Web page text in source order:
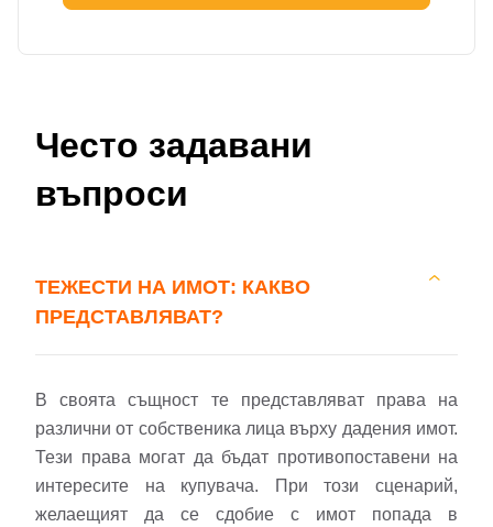
Често задавани
въпроси
ТЕЖЕСТИ НА ИМОТ: КАКВО
ПРЕДСТАВЛЯВАТ?
В своята същност те представляват права на
различни от собственика лица върху дадения имот.
Тези права могат да бъдат противопоставени на
интересите на купувача. При този сценарий,
желаещият да се сдобие с имот попада в